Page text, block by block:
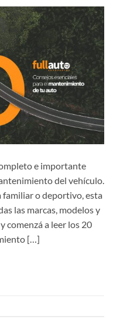
e importante
del vehículo.
familiar o deportivo, esta
las marcas, modelos y
comenzá a leer los 20
[…]